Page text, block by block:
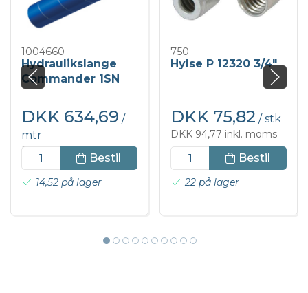
1004660
Hydraulikslange
Commander 1SN
DKK 634,69 /
mtr
DKK 793,36 inkl. moms
Bestil
14,52 på lager
750
Hylse P 12320 3/4"
DKK 75,82 / stk
DKK 94,77 inkl. moms
Bestil
22 på lager